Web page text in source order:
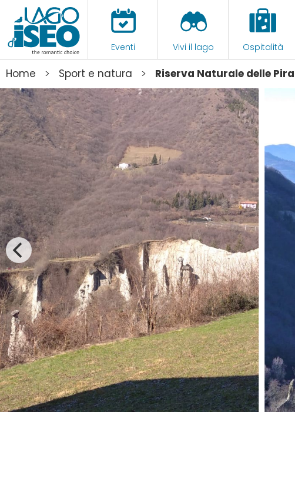
Eventi Vivi il lago Ospitalità
Home > Sport e natura > Riserva Naturale delle